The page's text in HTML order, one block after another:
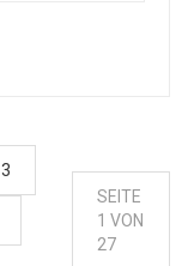
3
SEITE
1 VON
27